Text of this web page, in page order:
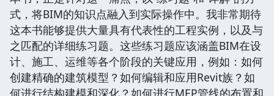
式，将BIM的知识点融入到实际操作中。我非常期待
这本书能够提供大量具有代表性的工程实例，以及与
之匹配的详细练习题。这些练习题应该涵盖BIM在设
计、施工、运维等各个阶段的关键应用，例如：如何
创建精确的建筑模型？如何编辑和应用Revit族？如
何进行结构建模和深化？如何进行MEP管线的布置和